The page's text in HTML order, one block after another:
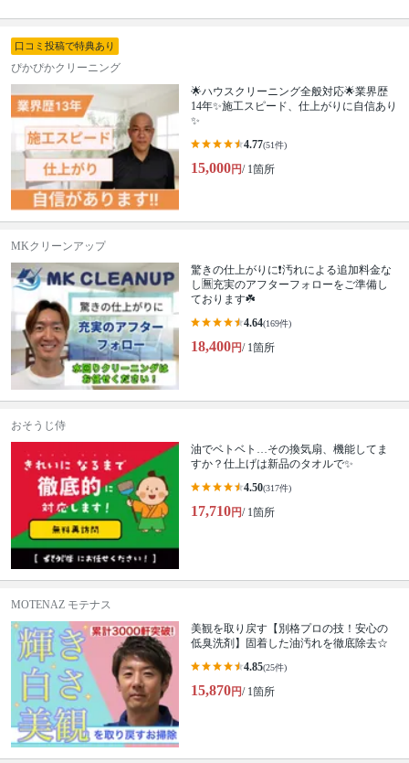
口コミ投稿で特典あり
ぴかぴかクリーニング
🌟ハウスクリーニング全般対応🌟業界歴
14年✨施工スピード、仕上がりに自信あり
✨
4.77(51件)
15,000円/ 1箇所
MKクリーンアップ
驚きの仕上がりに❗️汚れによる追加料金な
し🈚️充実のアフターフォローをご準備し
ております☘️
4.64(169件)
18,400円/ 1箇所
おそうじ侍
油でベトベト…その換気扇、機能してま
すか？仕上げは新品のタオルで✨
4.50(317件)
17,710円/ 1箇所
MOTENAZ モテナス
美観を取り戻す【別格プロの技！安心の
低臭洗剤】固着した油汚れを徹底除去☆
4.85(25件)
15,870円/ 1箇所